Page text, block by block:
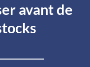
avant de